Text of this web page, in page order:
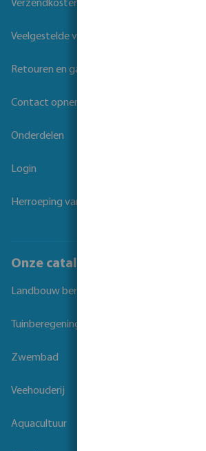
Verzendkosten
Veelgestelde vragen
Retouren en garantie
Contact opnemen
Onderdelen
Login
Herroeping van overeenkomst
Onze catalogi
Landbouw beregening
Tuinberegening
Zwembad
Veehouderij
Aquacultuur